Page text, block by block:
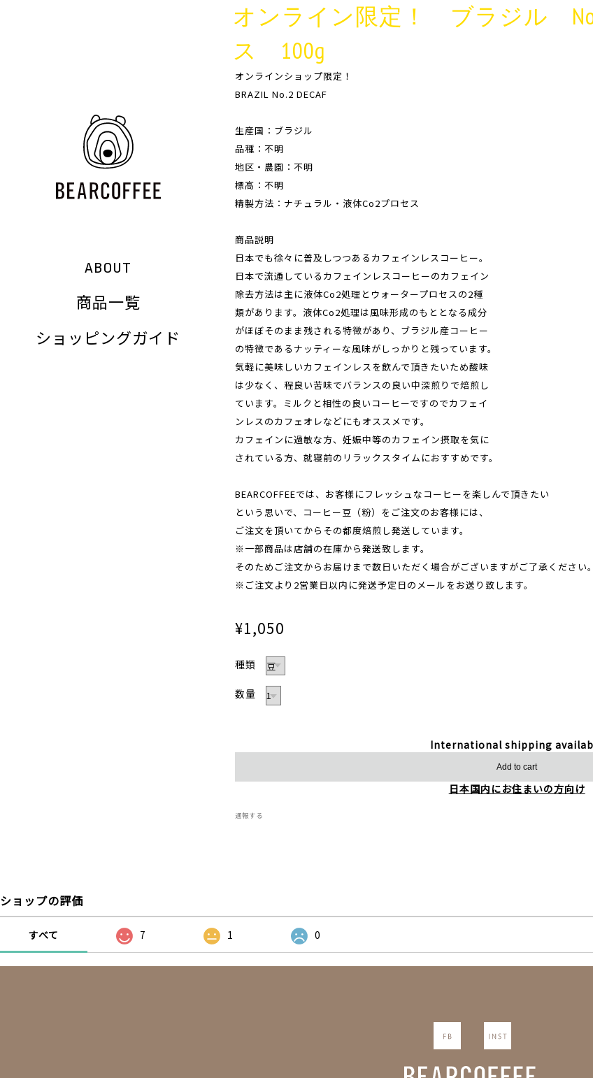
ABOUT
商品一覧
ショッピングガイド
オンライン限定！ ブラジル
ス 100g
オンラインショップ限定！
BRAZIL No.2 DECAF
生産国：ブラジル
品種：不明
地区・農園：不明
標高：不明
精製方法：ナチュラル・液体Co2プロセス
商品説明
日本でも徐々に普及しつつあるカフェインレスコーヒー。
日本で流通しているカフェインレスコーヒーのカフェイン
除去方法は主に液体Co2処理とウォータープロセスの2種
類があります。液体Co2処理は風味形成のもととなる成分
がほぼそのまま残される特徴があり、ブラジル産コーヒー
の特徴であるナッティーな風味がしっかりと残っています。
気軽に美味しいカフェインレスを飲んで頂きたいため酸味
は少なく、程良い苦味でバランスの良い中深煎りで焙煎し
ています。ミルクと相性の良いコーヒーですのでカフェイ
ンレスのカフェオレなどにもオススメです。
カフェインに過敏な方、妊娠中等のカフェイン摂取を気に
されている方、就寝前のリラックスタイムにおすすめです。
BEARCOFFEEでは、お客様にフレッシュなコーヒーを楽しんで頂きたい
という思いで、コーヒー豆（粉）をご注文のお客様には、
ご注文を頂いてからその都度焙煎し発送しています。
※一部商品は店舗の在庫から発送致します。
そのためご注文からお届けまで数日いただく場合がございますがご了承ください。
※ご注文より2営業日以内に発送予定日のメールをお送り致します。
¥1,050
種類
数量
International shipping
Add to cart
日本国内にお住まいの方向け
通報する
ショップの評価
すべて 7 1 0